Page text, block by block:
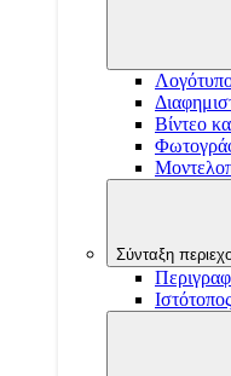
Βίντεο
Σύνταξη